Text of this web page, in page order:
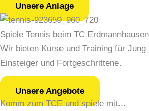
Unsere Anlage
Spiele Tennis beim TC Erdmannhausen
Wir bieten Kurse und Training für Jung
Einsteiger und Fortgeschrittene.
Unsere Angebote
Komm zum TCE und spiele mit...